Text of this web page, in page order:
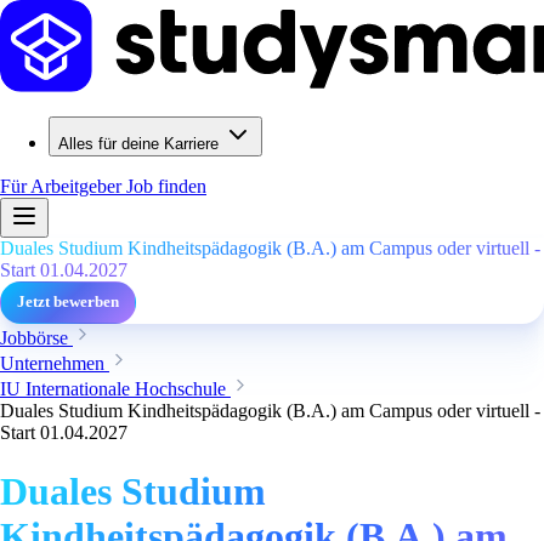
Alles für deine Karriere
Für ArbeitgeberJob finden
Duales Studium Kindheitspädagogik (B.A.) am Campus oder virtuell -
Start 01.04.2027
Jetzt bewerben
Jobbörse
Unternehmen
IU Internationale Hochschule
Duales Studium Kindheitspädagogik (B.A.) am Campus oder virtuell -
Start 01.04.2027
Duales Studium